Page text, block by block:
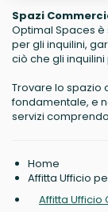
Spazi
Optimal Spaces
per gli inquilini,
ciò che gli
Trovare lo spazio
fondamentale, e
servizi
Home
Affitta Ufficio
Affitta Ufficio